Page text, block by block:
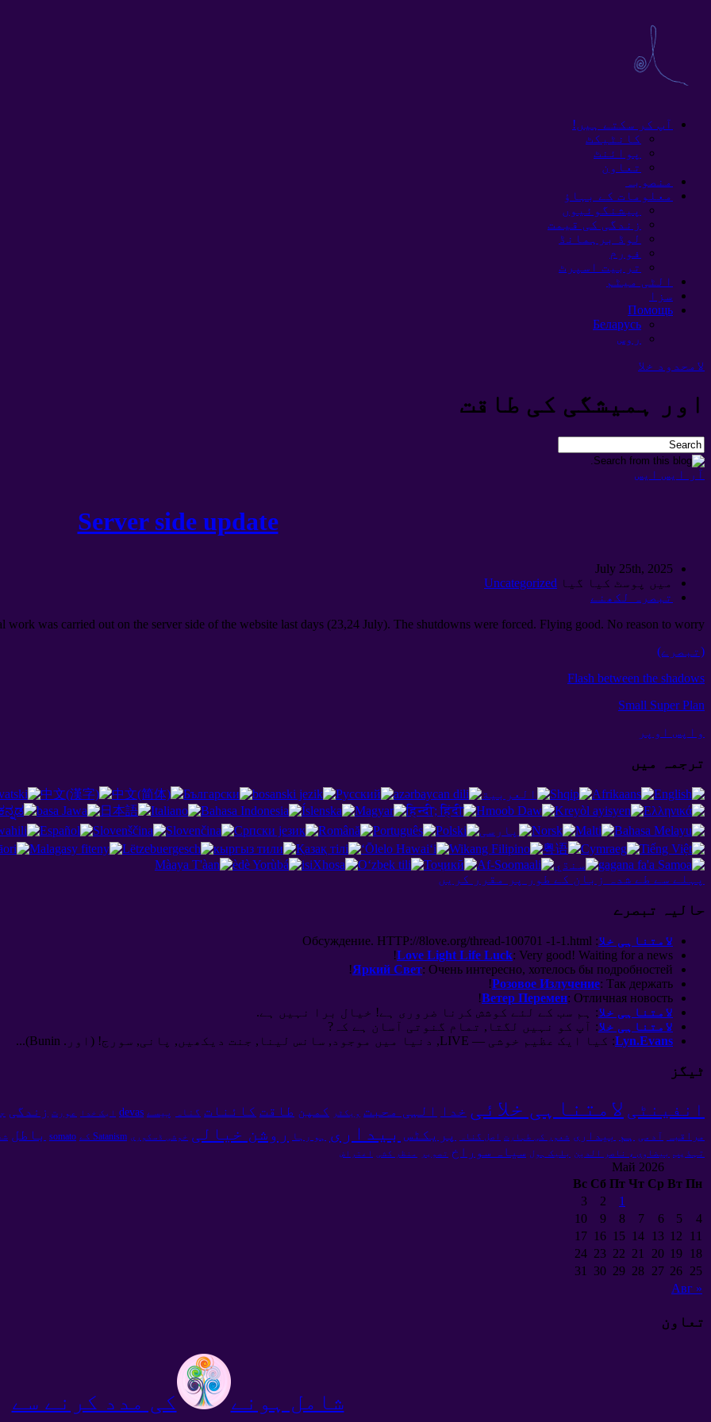
آپ کر سکتے ہیں!
کانٹیکٹ
پوائنٹ
تعاون
منصوبہ
معلومات کے بہاؤ
پیشنگوئیوں
زندگی کی قیمت
لوڈ برہمانڈ
فورم
تربیت اسپرٹ
الٹی میٹم
سزا
Помощь
Беларусь
روس
لامحدود خلا
اور ہمیشگی کی طاقت
آر ایس ایس
Server side update
July 25th, 2025
میں پوسٹ کیا گیا Uncategorized
تبصرہ لکھنے
work was carried out on the server side of the website last days (23,24 July). The shutdowns were forced. Flying good. No reason to worry
(تبصرے)
Flash between the shadows
Small Super Plan
واپس اوپر
ترجمہ میں
پہلے سے طے شدہ زبان کے طور پر مقرر کریں
حالیہ تبصرے
لامتناہی خلا:
Обсуждение. HTTP://8love.org/thread-100701 -1-1.html
Love Light Life Luck: Very good! Waiting for a news
!
Яркий Свет: Очень интересно, хотелось бы подробностей
!
Розовое Излучение: Так держать
!
Ветер Перемен: Отличная новость
!
لامتناہی خلا: ہم سب کے لئے کوشش کرنا ضروری ہے! خیال برا نہیں ہے.
لامتناہی خلا: آپ کو نہیں لگتا, تمام گنوتی آسان ہے کہ?
Lyn.Evans: کیا ایک عظیم خوشی — LIVE, دنیا میں موجود, سانس لینا, جنت دیکھیں, پانی, سورج! (اور. Bunin)...
ٹیگز
انفینٹی لامتناہی خلائی خدا الہی محبت ویکٹر کمپن طاقت کائنات گناہ پیسے devas ایک خدا عورت زندگی
مراقبہ آدمی ہم بیداری شعور کی طہارت اصل گناہ پریکٹس بیداری ہو رہا روشن خیالی خوشی ڈسکوری Satanism کے somato باطل
تہذیب بیضاوی ، ناصر الدین بلیک ہول سیاہ سوراخ تصویر منظر کشی اعتراض
Май 2026
Пн
Вт
Ср
Чт
Пт
Сб
Вс
«
Авг
1
2
3
4
5
6
7
8
9
10
11
12
13
14
15
16
17
18
19
20
21
22
23
24
25
26
27
28
29
30
31
تعاون
شامل ہونے کی مدد کرنے سے